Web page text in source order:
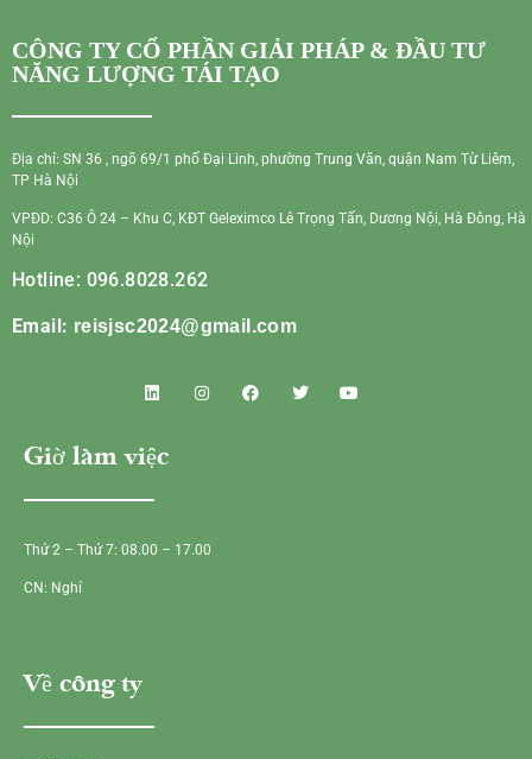
CÔNG TY CỔ PHẦN GIẢI PHÁP & ĐẦU TƯ
NĂNG LƯỢNG TÁI TẠO
Địa chỉ: SN 36 , ngõ 69/1 phố Đại Linh, phường Trung Văn, quận Nam Từ Liêm,
TP Hà Nội
VPĐD: C36 Ô 24 – Khu C, KĐT Geleximco Lê Trọng Tấn, Dương Nội, Hà Đông, Hà
Nội
Hotline: 096.8028.262
Email: reisjsc2024@gmail.com
Giờ làm việc
Thứ 2 – Thứ 7: 08.00 – 17.00
CN: Nghỉ
Về công ty